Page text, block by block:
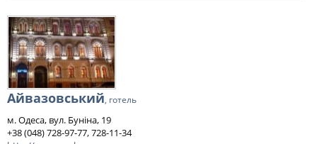
Айвазовський, готель
м. Одеса, вул. Буніна, 19
+38 (048) 728-97-77, 728-11-34